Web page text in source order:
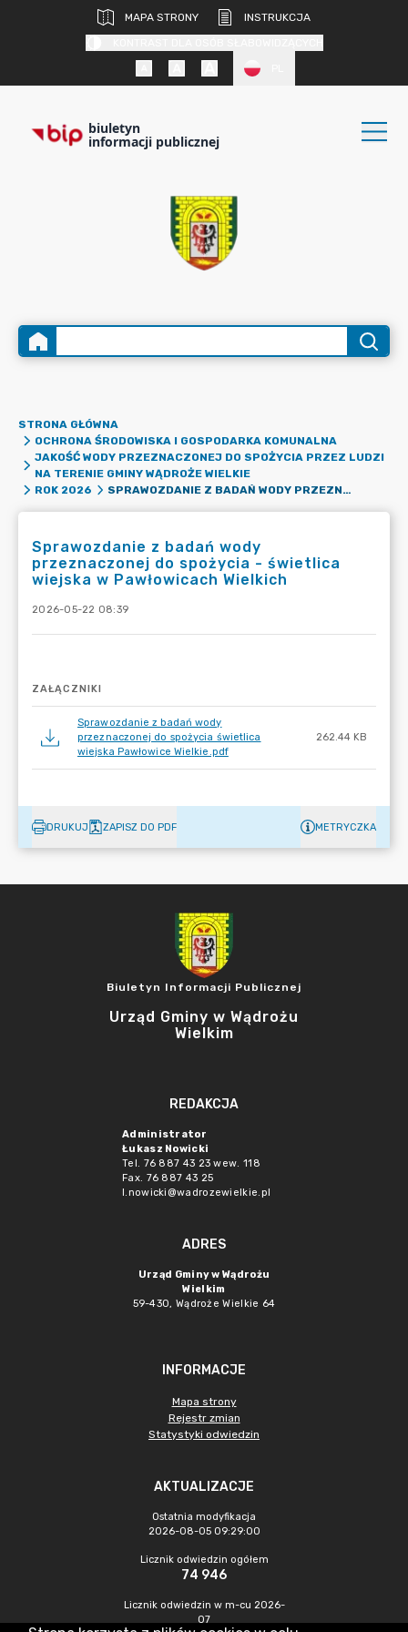
MAPA STRONY
INSTRUKCJA
biuletyn
informacji publicznej
STRONA GŁÓWNA
OCHRONA ŚRODOWISKA I GOSPODARKA KOMUNALNA
JAKOŚĆ WODY PRZEZNACZONEJ DO SPOŻYCIA PRZEZ LUDZI
NA TERENIE GMINY WĄDROŻE WIELKIE
ROK 2026
SPRAWOZDANIE Z BADAŃ WODY PRZEZNACZONEJ DO SPOŻYCIA - ŚWIETLICA WIEJSKA W PAWŁOWICACH WIELKICH
Sprawozdanie z badań wody
przeznaczonej do spożycia - świetlica
wiejska w Pawłowicach Wielkich
2026-05-22 08:39
ZAŁĄCZNIKI
Sprawozdanie z badań wody
przeznaczonej do spożycia świetlica
wiejska Pawłowice Wielkie.pdf
262.44 KB
DRUKUJ ZAPISZ DO PDF METRYCZKA
Biuletyn Informacji Publicznej
Urząd Gminy w Wądrożu
Wielkim
REDAKCJA
Administrator
Łukasz Nowicki
Tel. 76 887 43 23 wew. 118
Fax. 76 887 43 25
l.nowicki@wadrozewielkie.pl
ADRES
Urząd Gminy w Wądrożu
Wielkim
59-430, Wądroże Wielkie 64
INFORMACJE
Mapa strony
Rejestr zmian
Statystyki odwiedzin
AKTUALIZACJE
Ostatnia modyfikacja
2026-08-05 09:29:00
Licznik odwiedzin ogółem
74 946
Licznik odwiedzin w m-cu 2026-
07